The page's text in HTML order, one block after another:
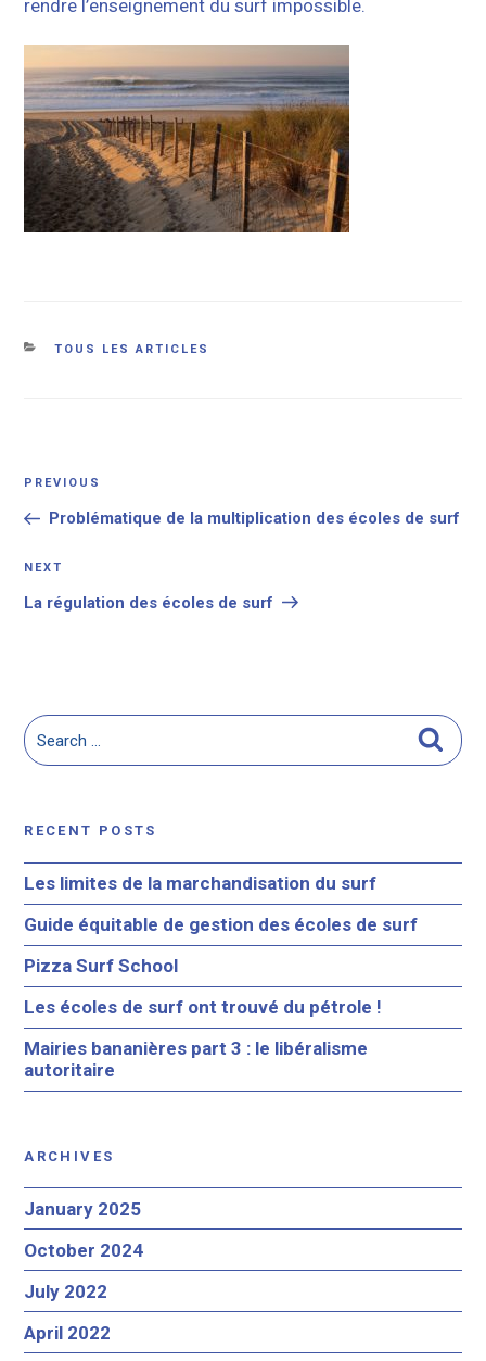
rendre l’enseignement du surf impossible.
Categories
TOUS LES ARTICLES
Previous
PREVIOUS
Problématique de la multiplication des écoles de surf
Next
NEXT
La régulation des écoles de surf
Search
for:
RECENT POSTS
Les limites de la marchandisation du surf
Guide équitable de gestion des écoles de surf
Pizza Surf School
Les écoles de surf ont trouvé du pétrole !
Mairies bananières part 3 : le libéralisme
autoritaire
ARCHIVES
January 2025
October 2024
July 2022
April 2022